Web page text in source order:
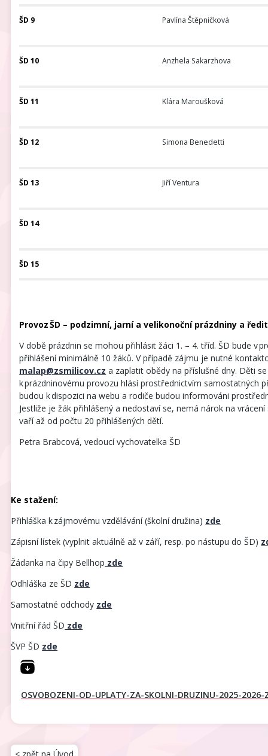
ŠD 9 Pavlína Štěpničková
ŠD 10 Anzhela Sakarzhova
ŠD 11 Klára Maroušková
ŠD 12 Simona Benedetti
ŠD 13 Jiří Ventura
ŠD 14
ŠD 15
ProvozŠD – podzimní, jarní a velikonoční prázdniny a
V době prázdnin se mohou přihlásit žáci 1. – 4. tříd. ŠD bude v
přihlášení minimálně 10 žáků. V případě zájmu je nutné
malap@zsmilicov.cz a zaplatit obědy na příslušné dny. Děti
k prázdninovému provozu hlásí prostřednictvím samostatných
budou k dispozici na webu a rodiče budou informováni
Jestliže je žák přihlášený a nedostaví se, nemá nárok na vrácení
vaří až od počtu 20 přihlášených dětí.
Petra Brabcová, vedoucí vychovatelka ŠD
Ke stažení:
Přihláška k zájmovému vzdělávání (školní družina) zde
Zápisní lístek (vyplnit aktuálně až v září, resp. po nástupu do ŠD)
Žádanka na čipy Bellhop zde
Odhláška ze ŠD zde
Samostatné odchody zde
Vnitřní řád ŠD zde
ŠVP ŠD zde
OSVOBOZENI-OD-UPLATY-ZA-SKOLNI-DRUZINU-2025-2026-
< zpět na Úvod